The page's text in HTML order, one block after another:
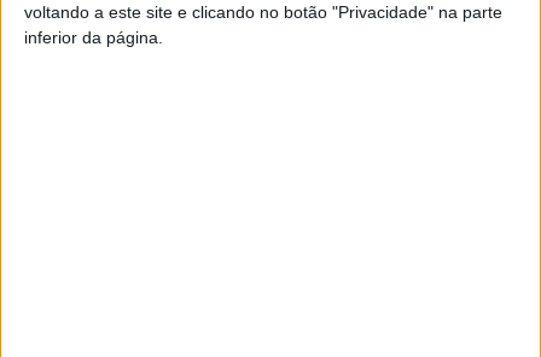
voltando a este site e clicando no botão "Privacidade" na parte
inferior da página.
Segundo António Cardoso, “o exemplo disso, é que a
autarquia vieirense abriu as suas portas a todos os